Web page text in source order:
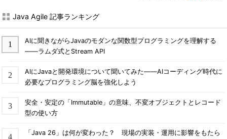
Java Agile 記事ランキング
AIに聞きながらJavaのモダンな関数型プログラミングを理解する
――ラムダ式とStream API
AIにJavaと開発環境について聞いてみた――AIコーディング時代に
必要なプログラミング脳を強化しよう
安全・安定の「Immutable」の意味、不変オブジェクトとレコード
型の使い方
「Java 26」は何が変わった？ 現場の実装・運用に影響をもたら